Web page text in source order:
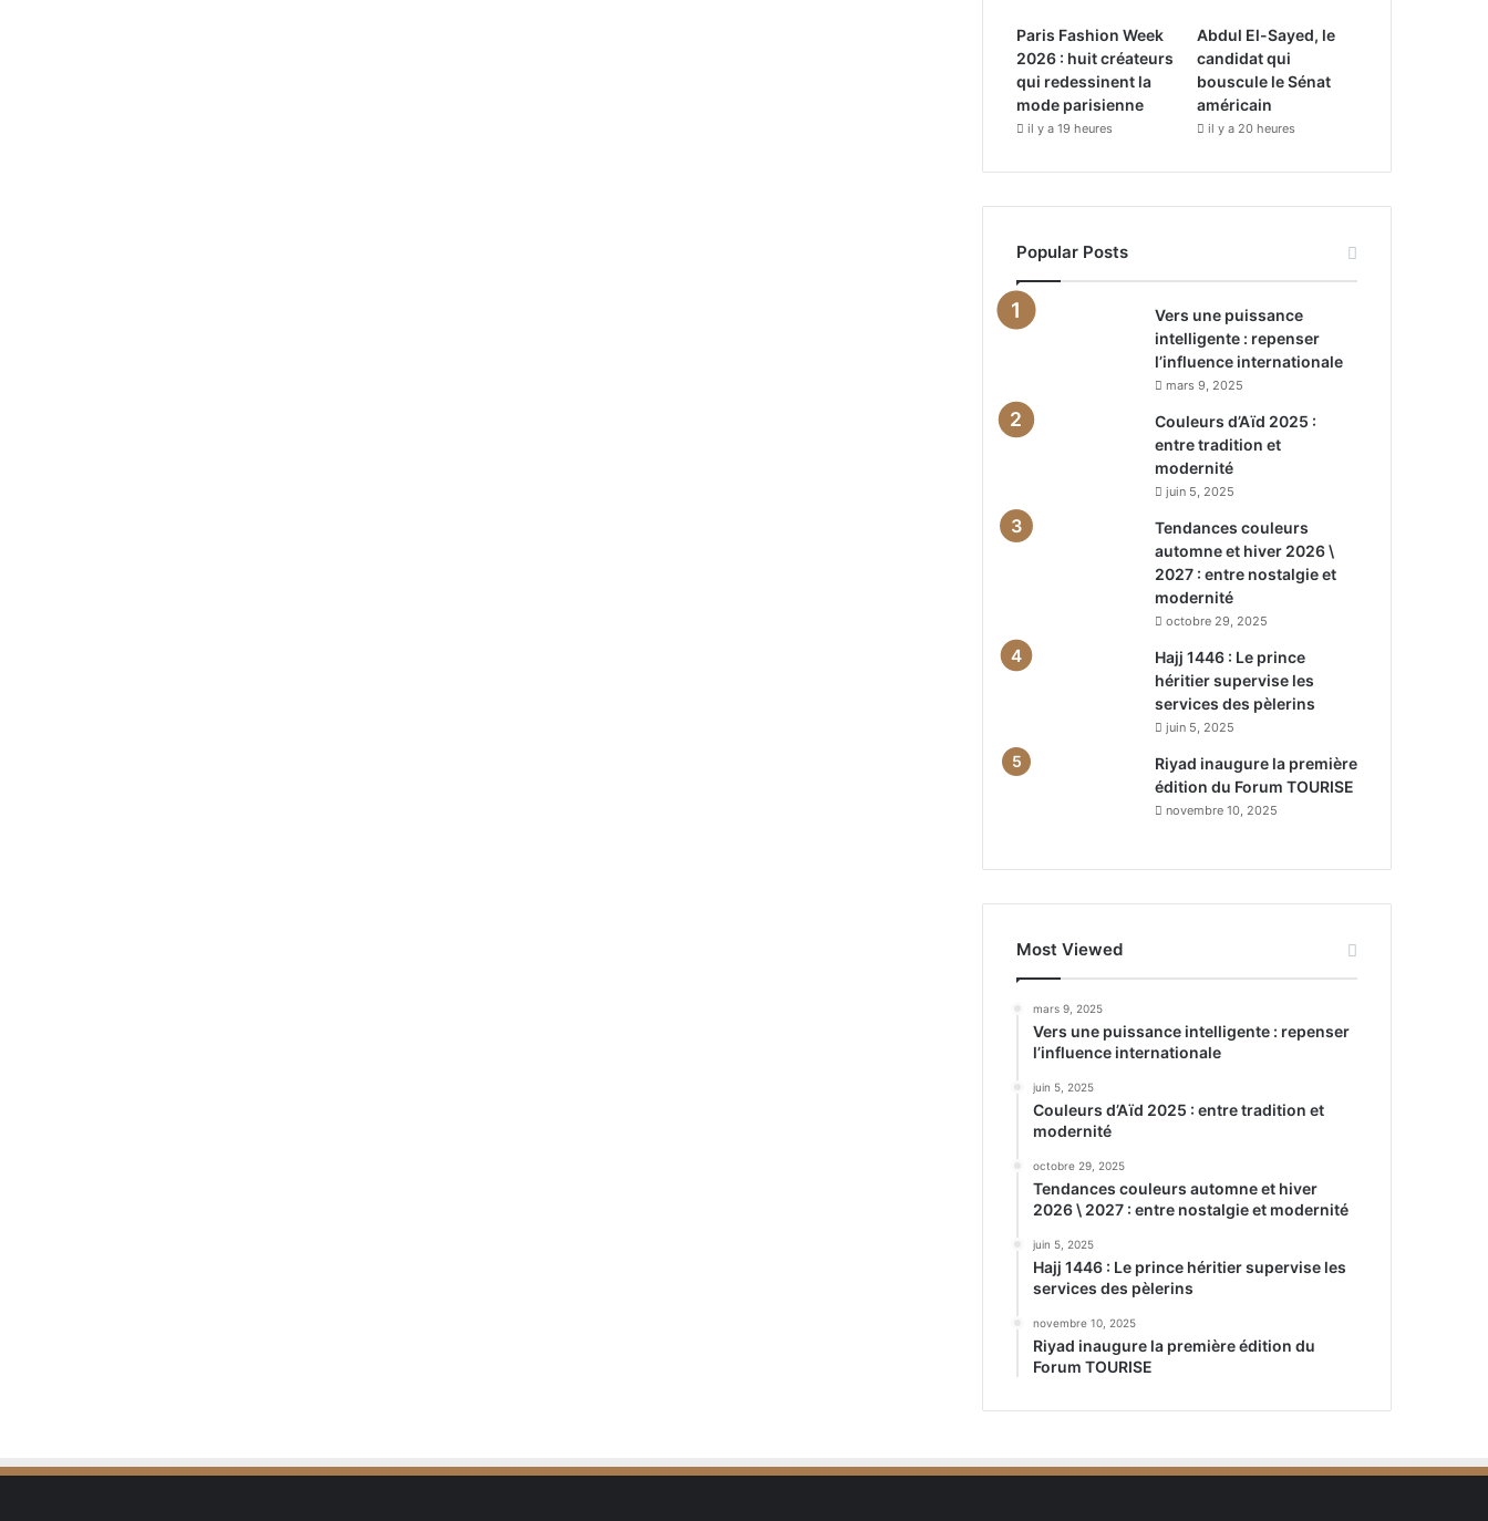
Paris Fashion Week
2026 : huit créateurs
qui redessinent la
mode parisienne
il y a 19 heures
Abdul El-Sayed, le
candidat qui
bouscule le Sénat
américain
il y a 20 heures
Popular Posts
Vers une puissance
intelligente : repenser
l’influence internationale
mars 9, 2025
Couleurs d’Aïd 2025 :
entre tradition et
modernité
juin 5, 2025
Tendances couleurs
automne et hiver 2026 \
2027 : entre nostalgie et
modernité
octobre 29, 2025
Hajj 1446 : Le prince
héritier supervise les
services des pèlerins
juin 5, 2025
Riyad inaugure la première
édition du Forum TOURISE
novembre 10, 2025
Most Viewed
mars 9, 2025
Vers une puissance intelligente : repenser
l’influence internationale
juin 5, 2025
Couleurs d’Aïd 2025 : entre tradition et
modernité
octobre 29, 2025
Tendances couleurs automne et hiver
2026 \ 2027 : entre nostalgie et modernité
juin 5, 2025
Hajj 1446 : Le prince héritier supervise les
services des pèlerins
novembre 10, 2025
Riyad inaugure la première édition du
Forum TOURISE